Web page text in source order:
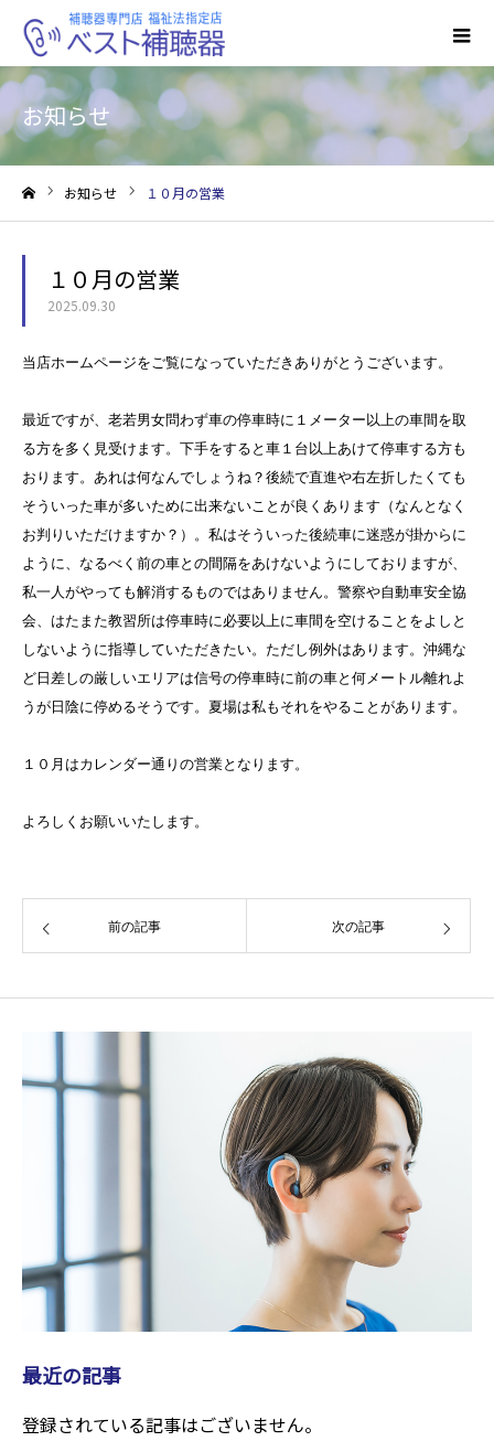
お知らせ
お知らせ １０月の営業
１０月の営業
2025.09.30
当店ホームページをご覧になっていただきありがとうございます。
最近ですが、老若男女問わず車の停車時に１メーター以上の車間を取
る方を多く見受けます。下手をすると車１台以上あけて停車する方も
おります。あれは何なんでしょうね？後続で直進や右左折したくても
そういった車が多いために出来ないことが良くあります（なんとなく
お判りいただけますか？）。私はそういった後続車に迷惑が掛からに
ように、なるべく前の車との間隔をあけないようにしておりますが、
私一人がやっても解消するものではありません。警察や自動車安全協
会、はたまた教習所は停車時に必要以上に車間を空けることをよしと
しないように指導していただきたい。ただし例外はあります。沖縄な
ど日差しの厳しいエリアは信号の停車時に前の車と何メートル離れよ
うが日陰に停めるそうです。夏場は私もそれをやることがあります。
１０月はカレンダー通りの営業となります。
よろしくお願いいたします。
前の記事 次の記事
最近の記事
登録されている記事はございません。